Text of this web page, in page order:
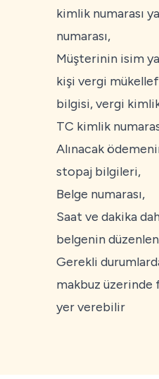
kimlik numarası
numarası,
Müşterinin isim
kişi vergi
bilgisi, vergi
TC kimlik
Alınacak
stopaj bilgileri,
Belge numarası,
Saat ve dakika
belgenin
Gerekli
makbuz üzerinde
yer verebilir